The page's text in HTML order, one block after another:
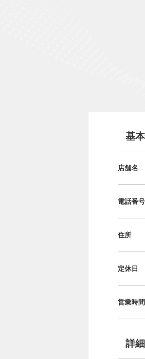
基
店舗名
電話番号
住所
定休日
営業時間
詳